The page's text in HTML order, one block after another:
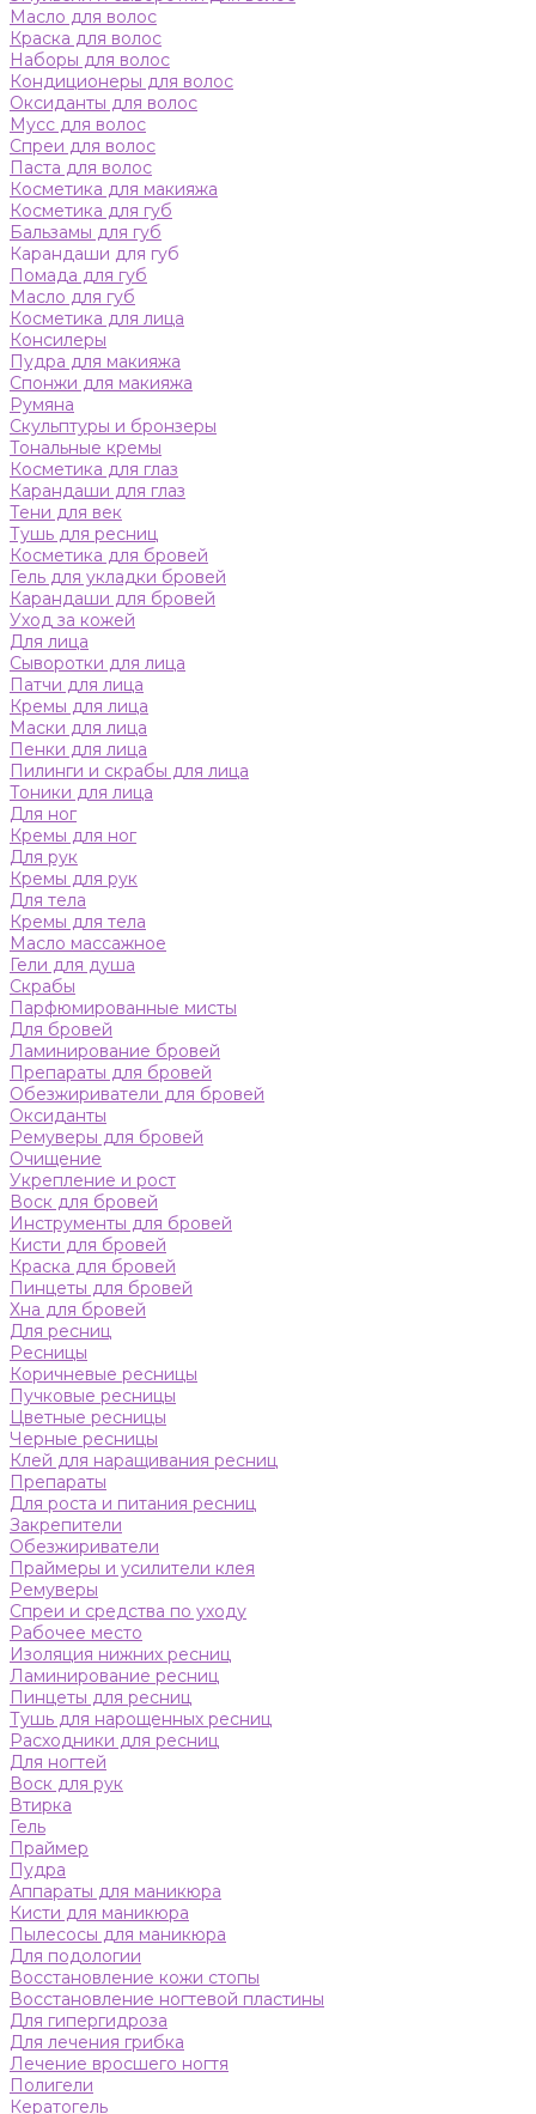
Масло для волос
Краска для волос
Наборы для волос
Кондиционеры для волос
Оксиданты для волос
Мусс для волос
Спреи для волос
Паста для волос
Косметика для макияжа
Косметика для губ
Бальзамы для губ
Карандаши для губ
Помада для губ
Масло для губ
Косметика для лица
Консилеры
Пудра для макияжа
Спонжи для макияжа
Румяна
Скульптуры и бронзеры
Тональные кремы
Косметика для глаз
Карандаши для глаз
Тени для век
Тушь для ресниц
Косметика для бровей
Гель для укладки бровей
Карандаши для бровей
Уход за кожей
Для лица
Сыворотки для лица
Патчи для лица
Кремы для лица
Маски для лица
Пенки для лица
Пилинги и скрабы для лица
Тоники для лица
Для ног
Кремы для ног
Для рук
Кремы для рук
Для тела
Кремы для тела
Масло массажное
Гели для душа
Скрабы
Парфюмированные мисты
Для бровей
Ламинирование бровей
Препараты для бровей
Обезжириватели для бровей
Оксиданты
Ремуверы для бровей
Очищение
Укрепление и рост
Воск для бровей
Инструменты для бровей
Кисти для бровей
Краска для бровей
Пинцеты для бровей
Хна для бровей
Для ресниц
Ресницы
Коричневые ресницы
Пучковые ресницы
Цветные ресницы
Черные ресницы
Клей для наращивания ресниц
Препараты
Для роста и питания ресниц
Закрепители
Обезжириватели
Праймеры и усилители клея
Ремуверы
Спреи и средства по уходу
Рабочее место
Изоляция нижних ресниц
Ламинирование ресниц
Пинцеты для ресниц
Тушь для нарощенных ресниц
Расходники для ресниц
Для ногтей
Воск для рук
Втирка
Гель
Праймер
Пудра
Аппараты для маникюра
Кисти для маникюра
Пылесосы для маникюра
Для подологии
Восстановление кожи стопы
Восстановление ногтевой пластины
Для гипергидроза
Для лечения грибка
Лечение вросшего ногтя
Полигели
Кератогель